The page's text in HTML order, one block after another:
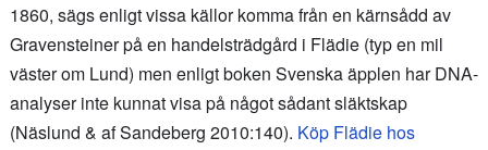
1860, sägs enligt vissa källor komma från en kärnsådd av
Gravensteiner på en handelsträdgård i Flädie (typ en mil
väster om Lund) men enligt boken Svenska äpplen har DNA-
analyser inte kunnat visa på något sådant släktskap
(Näslund & af Sandeberg 2010:140). Köp Flädie hos